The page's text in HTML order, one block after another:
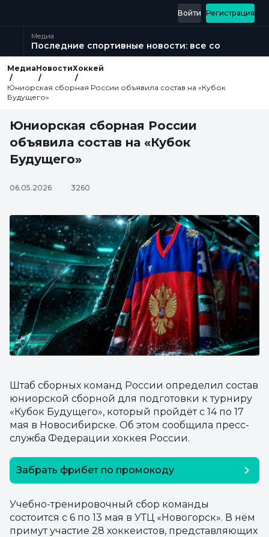
Регистрация
Войти
Медиа
Последние спортивные новости: все события в
МедиаНовостиХоккей
Юниорская сборная России объявила состав на «Кубок
Будущего»
Юниорская сборная России
объявила состав на «Кубок
Будущего»
06.05.2026 3260
Штаб сборных команд России определил состав
юниорской сборной для подготовки к турниру
«Кубок Будущего», который пройдёт с 14 по 17
мая в Новосибирске. Об этом сообщила пресс-
служба Федерации хоккея России.
Забрать фрибет по промокоду
SEOSECRET
Учебно-тренировочный сбор команды
состоится с 6 по 13 мая в УТЦ «Новогорск». В нём
примут участие 28 хоккеистов, представляющих